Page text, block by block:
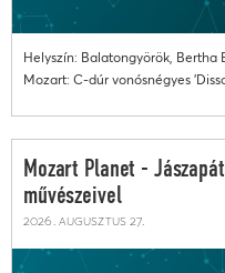
Helyszín: Balatongyörök, Bertha
Mozart: C-dúr vonósnégyes
Mozart Planet -
művészeivel
2026. augusztus 27.